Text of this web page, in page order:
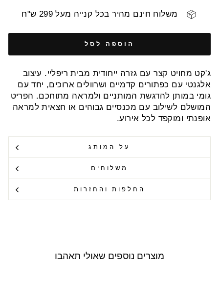
משלוח חינם מהיר בכל קנייה מעל 299 ש"ח
הוספה לסל
ג'קט מחויט קצר עם גזרה ייחודית מבית ריפליי. עיצוב
אלגנטי עם כפתורים קדמיים ושרוולים ארוכים, יחד עם
גומי במותן להדגשת המותניים ולמראה מתוחכם. הפריט
המושלם לשילוב עם מכנסיים גבוהים או חצאית למראה
אופנתי ומוקפד לכל אירוע.
על המותג
משלוחים
החלפות והחזרות
מוצרים נוספים שאולי תאהבו